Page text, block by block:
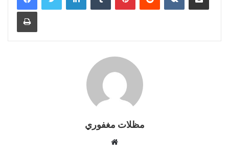
Print
مظلات مغفوري
Website